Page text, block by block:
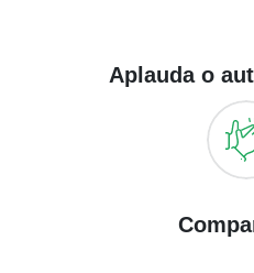
Aplauda o